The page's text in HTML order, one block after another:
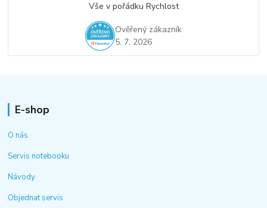
Vše v pořádku Rychlost
Ověřený zákazník
5. 7. 2026
E-shop
O nás
Servis notebooku
Návody
Objednat servis